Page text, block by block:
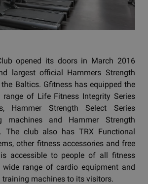
opened its doors in March 2016
largest official Hammers Strength
Baltics. Gfitness has equipped the
of Life Fitness Integrity Series
Hammer Strength Select Series
machines and Hammer Strength
The club also has TRX Functional
other fitness accessories and free
accessible to people of all fitness
range of cardio equipment and
training machines to its visitors.